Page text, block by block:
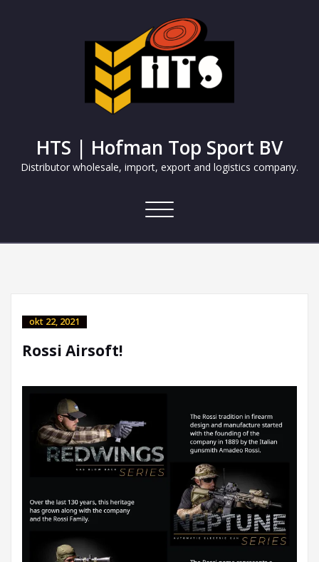
HTS | Hofman Top Sport BV
Distributor wholesale, import, export and logistics company.
Navigatie
okt 22, 2021
Rossi Airsoft!